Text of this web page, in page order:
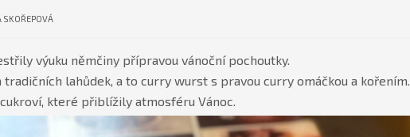
SKOŘEPOVÁ
výuku němčiny přípravou vánoční pochoutky.
lahůdek, a to curry wurst s pravou curry omáčkou a kořením.
které přiblížily atmosféru Vánoc.